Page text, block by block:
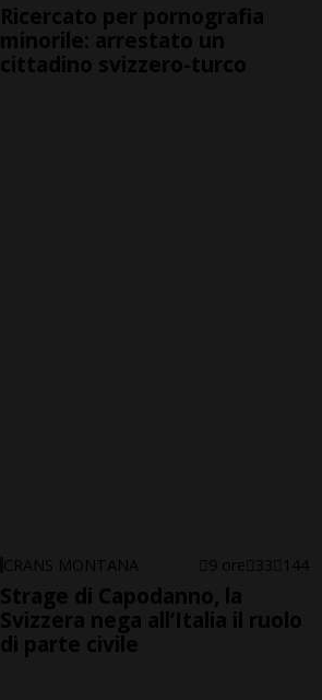
Ricercato per pornografia
minorile: arrestato un
cittadino svizzero-turco
CRANS MONTANA 9 ore 33 144
Strage di Capodanno, la
Svizzera nega all’Italia il ruolo
di parte civile